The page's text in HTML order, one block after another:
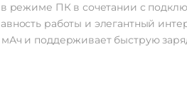
в режиме ПК в сочетании с
работы и элегантный
и поддерживает быструю